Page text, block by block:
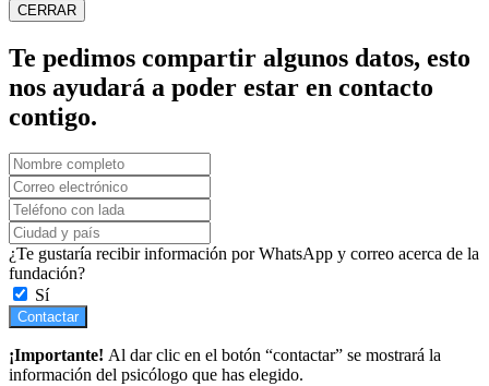
CERRAR
Te pedimos compartir algunos datos, esto
nos ayudará a poder estar en contacto
contigo.
¿Te gustaría recibir información por WhatsApp y correo acerca de la
fundación?
Sí
Contactar
¡Importante! Al dar clic en el botón “contactar” se mostrará la
información del psicólogo que has elegido.